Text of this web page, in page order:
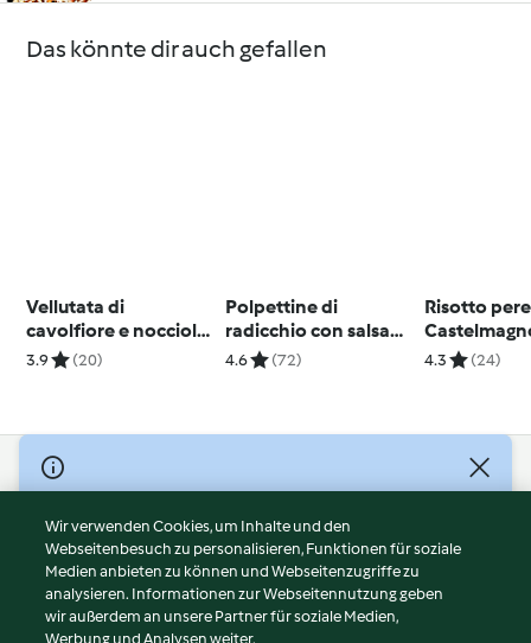
Das könnte dir auch gefallen
Vellutata di
cavolfiore e nocciole
con crostini
3.9 (20)
Polpettine di
radicchio con salsa
allo yogurt
4.6 (72)
Risotto
4.3 (24)
© Copyright 2026
Nutzungsbedingungen
Datenschutzrichtlinien
Disclaimer
Impressum
Wir verwenden Cookies, um Inhalte und den
Webseitenbesuch zu personalisieren, Funktionen für soziale
Medien anbieten zu können und Webseitenzugriffe zu
analysieren. Informationen zur Webseitennutzung geben
wir außerdem an unsere Partner für soziale Medien,
Werbung und Analysen weiter.